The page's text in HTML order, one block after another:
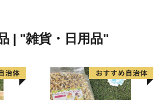
| "雑貨・日用品"